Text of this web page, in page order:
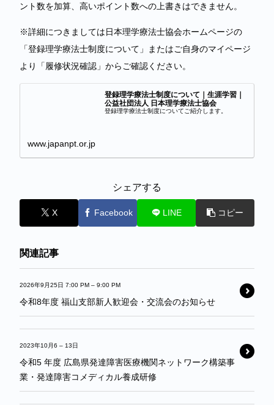
ント数を加算、高いポイント数への上書きはできません。
※詳細につきましては日本理学療法士協会ホームページの
「登録理学療法士制度について」またはご自身のマイページ
より「履修状況確認」からご確認ください。
登録理学療法士制度について｜生涯学習｜
公益社団法人 日本理学療法士協会
登録理学療法士制度についてご紹介します。
www.japanpt.or.jp
シェアする
X Facebook LINE コピー
関連記事
2026年9月25日 7:00 PM – 9:00 PM
令和8年度 福山支部新人歓迎会・交流会のお知らせ
2023年10月6 – 13日
令和5 年度 広島県発達障害医療機関ネットワーク構築事
業・発達障害コメディカル養成研修